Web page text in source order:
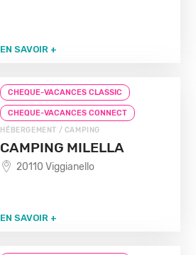
EN SAVOIR +
CHEQUE-VACANCES CLASSIC
CHEQUE-VACANCES CONNECT
HÉBERGEMENT / CAMPING
CAMPING MILELLA
20110 Viggianello
EN SAVOIR +